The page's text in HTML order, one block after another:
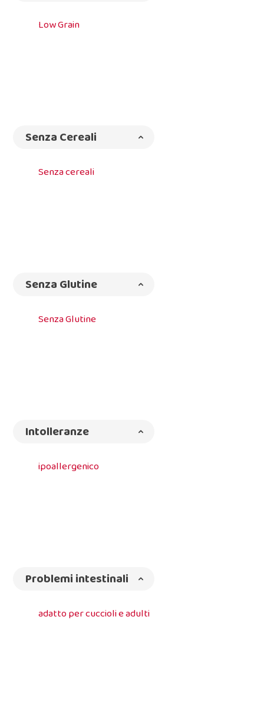
Low Grain
Senza Cereali
Senza cereali
Senza Glutine
Senza Glutine
Intolleranze
ipoallergenico
Problemi intestinali
adatto per cuccioli e adulti